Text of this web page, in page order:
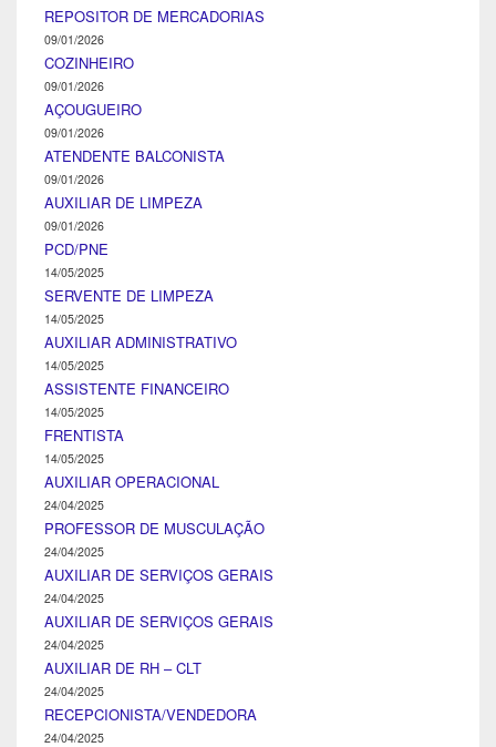
REPOSITOR DE MERCADORIAS
09/01/2026
COZINHEIRO
09/01/2026
AÇOUGUEIRO
09/01/2026
ATENDENTE BALCONISTA
09/01/2026
AUXILIAR DE LIMPEZA
09/01/2026
PCD/PNE
14/05/2025
SERVENTE DE LIMPEZA
14/05/2025
AUXILIAR ADMINISTRATIVO
14/05/2025
ASSISTENTE FINANCEIRO
14/05/2025
FRENTISTA
14/05/2025
AUXILIAR OPERACIONAL
24/04/2025
PROFESSOR DE MUSCULAÇÃO
24/04/2025
AUXILIAR DE SERVIÇOS GERAIS
24/04/2025
AUXILIAR DE SERVIÇOS GERAIS
24/04/2025
AUXILIAR DE RH – CLT
24/04/2025
RECEPCIONISTA/VENDEDORA
24/04/2025